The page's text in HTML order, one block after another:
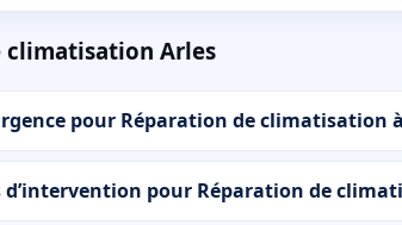
climatisation Arles
pour Réparation de climatisation
d’intervention pour Réparation de